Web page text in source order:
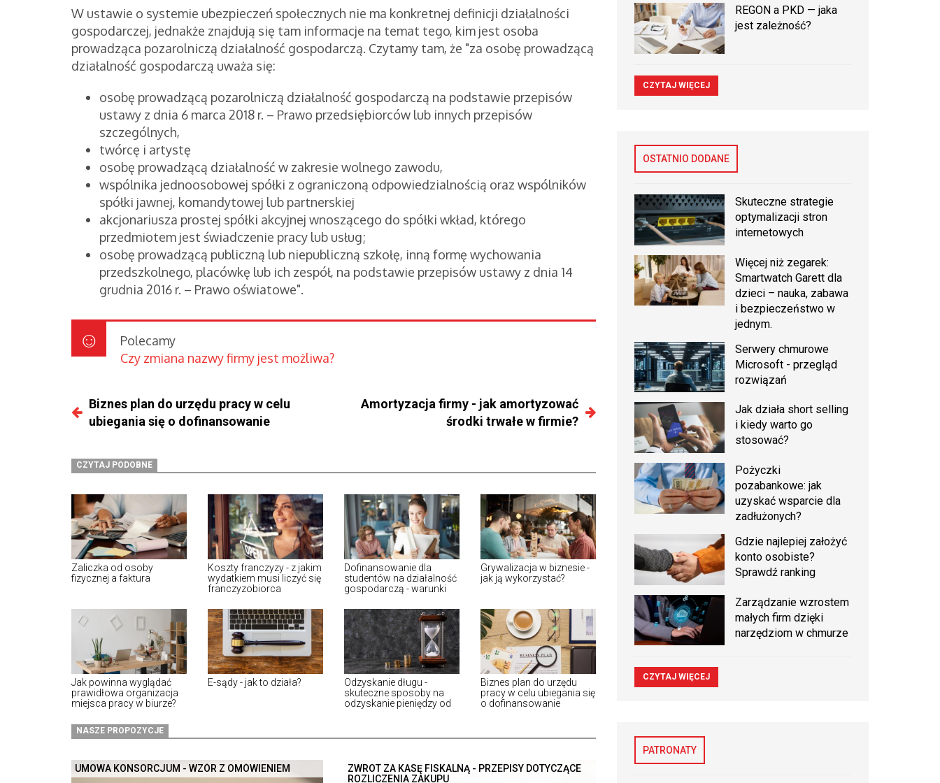
W ustawie o systemie ubezpieczeń społecznych nie ma konkretnej definicji działalności
gospodarczej, jednakże znajdują się tam informacje na temat tego, kim jest osoba
prowadząca pozarolniczą działalność gospodarczą. Czytamy tam, że "za osobę prowadzącą
działalność gospodarczą uważa się:
osobę prowadzącą pozarolniczą działalność gospodarczą na podstawie przepisów
ustawy z dnia 6 marca 2018 r. – Prawo przedsiębiorców lub innych przepisów
szczególnych,
twórcę i artystę
osobę prowadzącą działalność w zakresie wolnego zawodu,
wspólnika jednoosobowej spółki z ograniczoną odpowiedzialnością oraz wspólników
spółki jawnej, komandytowej lub partnerskiej
akcjonariusza prostej spółki akcyjnej wnoszącego do spółki wkład, którego
przedmiotem jest świadczenie pracy lub usług;
osobę prowadzącą publiczną lub niepubliczną szkołę, inną formę wychowania
przedszkolnego, placówkę lub ich zespół, na podstawie przepisów ustawy z dnia 14
grudnia 2016 r. – Prawo oświatowe".
Polecamy
Czy zmiana nazwy firmy jest możliwa?
Biznes plan do urzędu pracy w celu
ubiegania się o dofinansowanie
Amortyzacja firmy - jak amortyzować
środki trwałe w firmie?
CZYTAJ PODOBNE
Zaliczka od osoby
fizycznej a faktura
Koszty franczyzy - z jakim
wydatkiem musi liczyć się
franczyzobiorca
Dofinansowanie dla
studentów na działalność
gospodarczą - warunki
Grywalizacja w biznesie -
jak ją wykorzystać?
Jak powinna wyglądać
prawidłowa organizacja
miejsca pracy w biurze?
E-sądy - jak to działa?
Odzyskanie długu -
skuteczne sposoby na
odzyskanie pieniędzy od
Biznes plan do urzędu
pracy w celu ubiegania się
o dofinansowanie
NASZE PROPOZYCJE
UMOWA KONSORCJUM - WZÓR Z OMÓWIENIEM
ZWROT ZA KASĘ FISKALNĄ - PRZEPISY DOTYCZĄCE
ROZLICZENIA ZAKUPU
REGON a PKD — jaka
jest zależność?
CZYTAJ WIĘCEJ
OSTATNIO DODANE
Skuteczne strategie
optymalizacji stron
internetowych
Więcej niż zegarek:
Smartwatch Garett dla
dzieci – nauka, zabawa
i bezpieczeństwo w
jednym.
Serwery chmurowe
Microsoft - przegląd
rozwiązań
Jak działa short selling
i kiedy warto go
stosować?
Pożyczki
pozabankowe: jak
uzyskać wsparcie dla
zadłużonych?
Gdzie najlepiej założyć
konto osobiste?
Sprawdź ranking
Zarządzanie wzrostem
małych firm dzięki
narzędziom w chmurze
CZYTAJ WIĘCEJ
PATRONATY